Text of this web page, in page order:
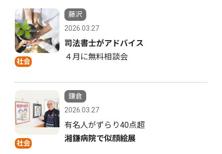
社会
藤沢
2026.03.27
司法書士がアドバイス
４月に無料相談会
社会
鎌倉
2026.03.27
有名人がずらり40点超
湘鎌病院で似顔絵展